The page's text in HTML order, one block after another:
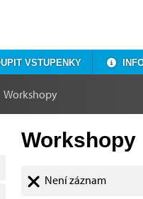
VSTUPENKY
Workshopy
Workshopy
Není záznam